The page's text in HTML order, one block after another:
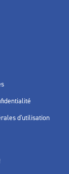
d'utilisation